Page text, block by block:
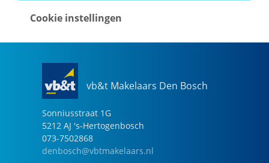
vb&t Makelaars Den Bosch
Sonniusstraat 1G
5212 AJ 's-Hertogenbosch
073-7502868
denbosch@vbtmakelaars.nl
Cookie instellingen